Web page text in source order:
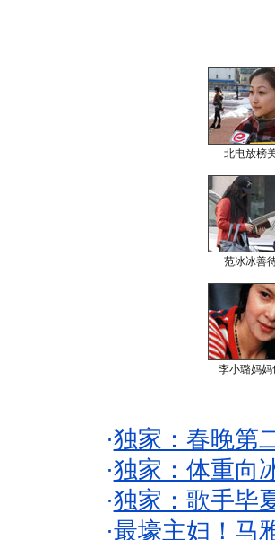
北电放榜
范冰冰善
李小璐妈
·独家：春晚第
·独家：体重向
·独家：歌手毕
·最壕主妇！马